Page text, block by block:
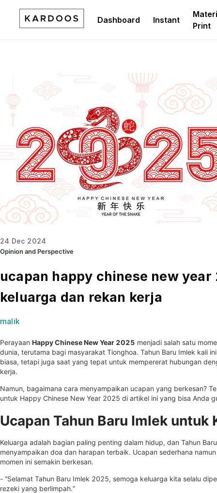
Dashboard Instant
Print
24 Dec 2024
Opinion and Perspective
ucapan happy chinese new
keluarga dan rekan kerja
malik
Perayaan Happy Chinese New Year 2025 menjadi salah satu
dunia, terutama bagi masyarakat Tionghoa. Tahun Baru Imlek kali
biasa, tetapi juga saat yang tepat untuk mempererat hubungan
kerja.
Namun, bagaimana cara menyampaikan ucapan yang berkesan?
untuk Happy Chinese New Year 2025 di artikel ini yang bisa Anda
Ucapan Tahun Baru Imlek untuk
Keluarga adalah bagian paling penting dalam hidup, dan Tahun
menyampaikan doa dan harapan terbaik. Ucapan sederhana
momen ini semakin berkesan.
- “Selamat Tahun Baru Imlek 2025, semoga keluarga kita selalu
rezeki yang berlimpah.”